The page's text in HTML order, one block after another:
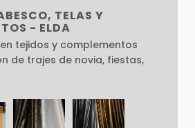
TELAS Y
- ELDA
tejidos y complementos
de trajes de novia, fiestas,